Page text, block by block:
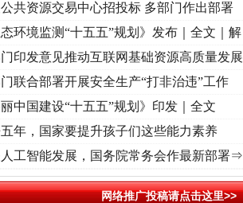
频]牢记初心使命 奋进复兴征程丨“转折之城”激荡..·[视频]
共资源交易中心招投标 多部门作出部署
态环境监测“十五五”规划》发布｜全文｜解
门印发意见推动互联网基础资源高质量发展
联合部署开展安全生产“打非治违”工作
丽中国建设“十五五”规划》印发｜全文
年，国家要提升孩子们这些能力素养
工智能发展，国务院常务会作最新部署⇒
网络推广投稿请点击这里>>